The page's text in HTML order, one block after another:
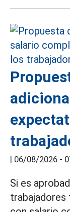
| 06/08/2026 -
Si es
trabajadores